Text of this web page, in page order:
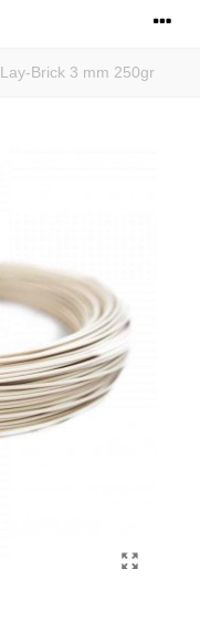
Lay-Brick 3 mm 250gr